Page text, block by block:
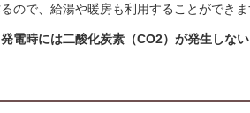
ので、給湯や暖房も利用することができま
発電時には二酸化炭素（CO2）が発生しな